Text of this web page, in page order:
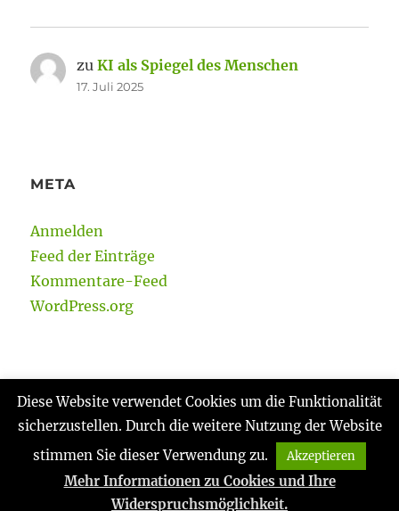
zuKI als Spiegel des Menschen
17. Juli 2025
META
Anmelden
Feed der Einträge
Kommentare-Feed
WordPress.org
Gabi Reinmann Datenschutzerklärung
Stolz
präsentiert von WordPress
Diese Website verwendet Cookies um die Funktionalität
sicherzustellen. Durch die weitere Nutzung der Website
stimmen Sie dieser Verwendung zu.
Akzeptieren
Mehr Informationen zu Cookies und Ihre
Widerspruchsmöglichkeit.